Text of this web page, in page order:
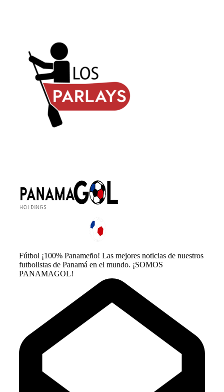
Fútbol ¡100% Panameño! Las mejores noticias de nuestros
futbolistas de Panamá en el mundo. ¡SOMOS
PANAMAGOL!